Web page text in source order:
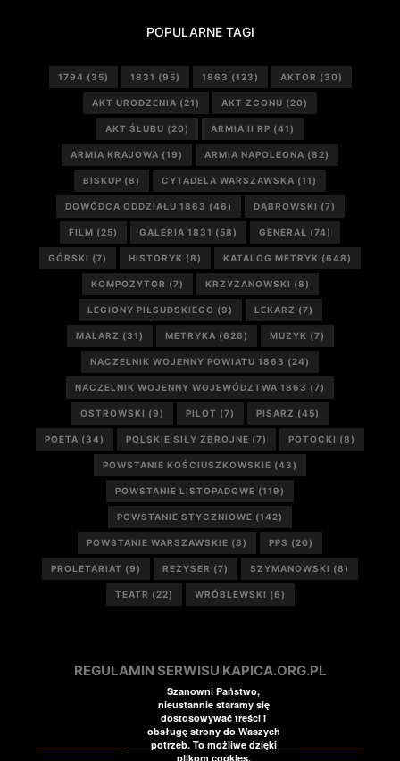
POPULARNE TAGI
1794 (35) 1831 (95) 1863 (123) AKTOR (30)
AKT URODZENIA (21) AKT ZGONU (20)
AKT ŚLUBU (20) ARMIA II RP (41)
ARMIA KRAJOWA (19) ARMIA NAPOLEONA (82)
BISKUP (8) CYTADELA WARSZAWSKA (11)
DOWÓDCA ODDZIAŁU 1863 (46) DĄBROWSKI (7)
FILM (25) GALERIA 1831 (58) GENERAŁ (74)
GÓRSKI (7) HISTORYK (8) KATALOG METRYK (648)
KOMPOZYTOR (7) KRZYŻANOWSKI (8)
LEGIONY PIŁSUDSKIEGO (9) LEKARZ (7)
MALARZ (31) METRYKA (626) MUZYK (7)
NACZELNIK WOJENNY POWIATU 1863 (24)
NACZELNIK WOJENNY WOJEWÓDZTWA 1863 (7)
OSTROWSKI (9) PILOT (7) PISARZ (45)
POETA (34) POLSKIE SIŁY ZBROJNE (7) POTOCKI (8)
POWSTANIE KOŚCIUSZKOWSKIE (43)
POWSTANIE LISTOPADOWE (119)
POWSTANIE STYCZNIOWE (142)
POWSTANIE WARSZAWSKIE (8) PPS (20)
PROLETARIAT (9) REŻYSER (7) SZYMANOWSKI (8)
TEATR (22) WRÓBLEWSKI (6)
REGULAMIN SERWISU KAPICA.ORG.PL
Szanowni Państwo,
nieustannie staramy się
dostosowywać treści i
obsługę strony do Waszych
potrzeb. To możliwe dzięki
plikom cookies.